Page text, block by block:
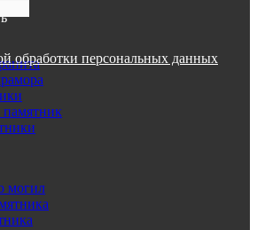
обработки персональных данных
могил